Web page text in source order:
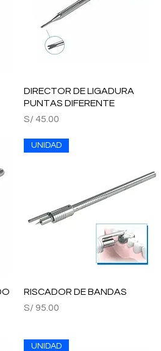
Vista rápida
DIRECTOR DE LIGADURA
PUNTAS DIFERENTE
Precio
S/ 45.00
Vista rápida
UNIDAD
RISCADOR DE BANDAS
Precio
S/ 95.00
UNIDAD